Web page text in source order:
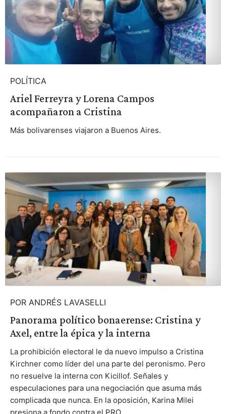
POLÍTICA
Ariel Ferreyra y Lorena Campos
acompañaron a Cristina
Más bolivarenses viajaron a Buenos Aires.
POR ANDRÉS LAVASELLI
Panorama político bonaerense: Cristina y
Axel, entre la épica y la interna
La prohibición electoral le da nuevo impulso a Cristina
Kirchner como líder del una parte del peronismo. Pero
no resuelve la interna con Kicillof. Señales y
especulaciones para una negociación que asuma más
complicada que nunca. En la oposición, Karina Milei
presiona a fondo contra el PRO.